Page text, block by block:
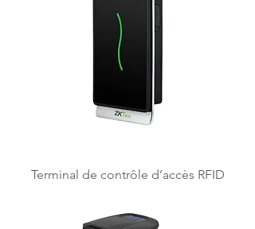
Terminal de contrôle d’accès RFID